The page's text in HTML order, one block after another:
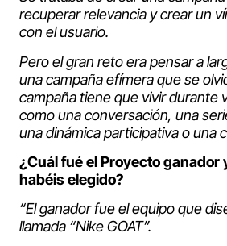
recuperar relevancia y crear un
con el usuario.
Pero el gran reto era pensar a
una campaña efímera que se
campaña tiene que vivir durante
como una conversación, una
una dinámica participativa o una
¿Cuál fué el Proyecto ganador
habéis elegido?
“El ganador fue el equipo que
llamada “Nike GOAT”.